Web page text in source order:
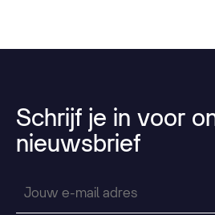
Schrijf je in voor
nieuwsbrief